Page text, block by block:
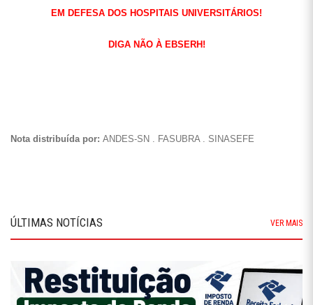
EM DEFESA DOS HOSPITAIS UNIVERSITÁRIOS!
DIGA NÃO À EBSERH!
Nota distribuída por: ANDES-SN . FASUBRA . SINASEFE
ÚLTIMAS NOTÍCIAS VER MAIS